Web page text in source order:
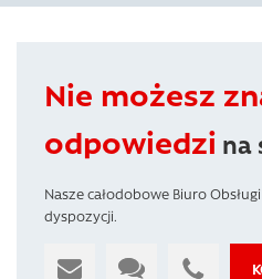
Nie możesz
odpowiedzi na
Nasze całodobowe Biuro
dyspozycji.